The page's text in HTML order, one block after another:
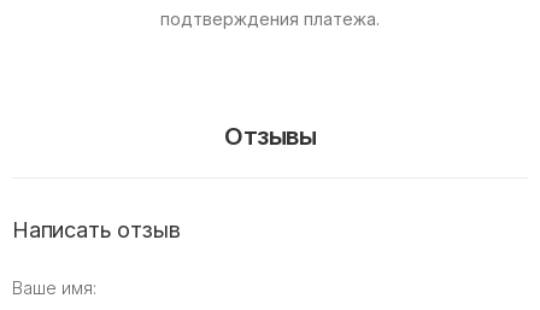
подтверждения платежа.
Отзывы
Написать отзыв
Ваше имя: